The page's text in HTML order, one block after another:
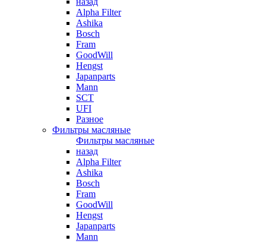
Alpha Filter
Ashika
Bosch
Fram
GoodWill
Hengst
Japanparts
Mann
SCT
UFI
Разное
Фильтры масляные
Фильтры масляные
назад
Alpha Filter
Ashika
Bosch
Fram
GoodWill
Hengst
Japanparts
Mann